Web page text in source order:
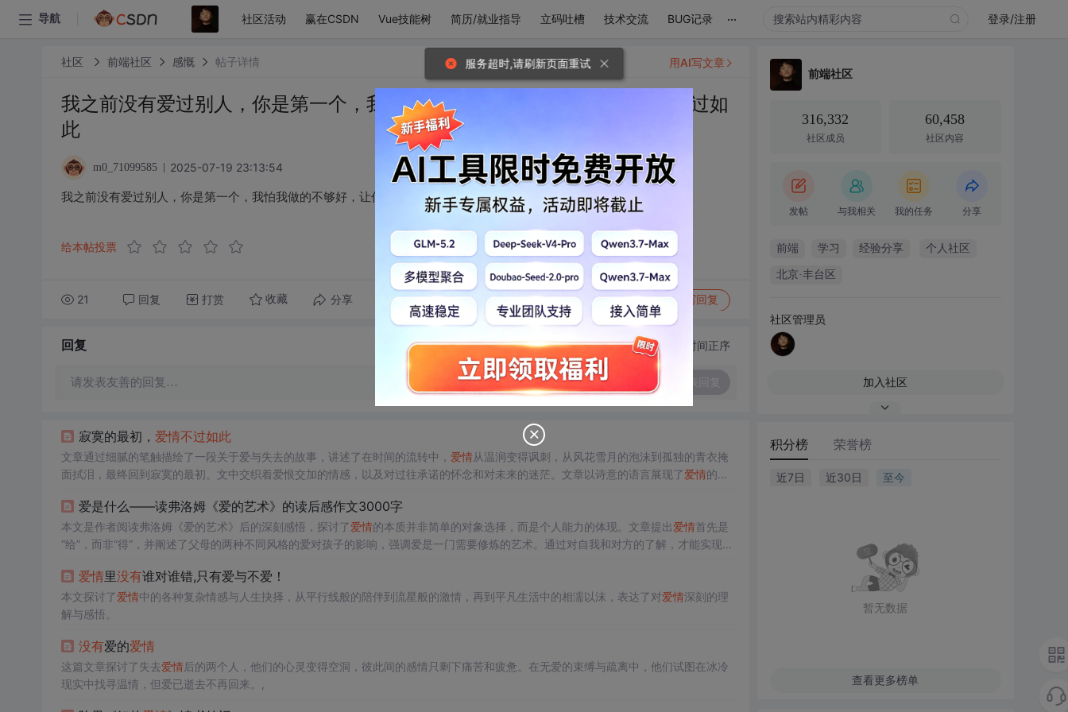
导航 社区活动 赢在CSDN Vue技能树 简历/就业指导 立码吐槽 技术交流 BUG记录 ... 登录/注册
社区 前端社区 感慨 帖子详情
我之前没有爱过别人，你是第一个，我怕我做的不够好，让你觉得爱情也不过如
此
m0_71099585 2025-07-19 23:13:54
我之前没有爱过别人，你是第一个，我怕我做的不够好，让你觉得爱情也不过如此
给本帖投票
21 回复 打赏 收藏 分享 转发到动态 举报 写回复
用AI写文章
回复 切换为时间正序
请发表友善的回复…
寂寞的最初， 爱情不过如此
文章通过细腻的笔触描绘了一段关于爱与失去的故事，讲述了在时间的流转中， 爱情从温润变得讽刺，从风花雪月的泡沫到孤独的青衣掩
面拭泪，最终回到寂寞的最初。文中交织着爱恨交加的情感，以及对过往承诺的怀念和对未来的迷茫。文章以诗意的语言展现了爱情的复
爱是什么——读弗洛姆《爱的艺术》的读后感作文3000字
本文是作者阅读弗洛姆《爱的艺术》后的深刻感悟，探讨了爱情的本质并非简单的对象选择，而是个人能力的体现。文章提出爱情首先是
“给”，而非“得”，并阐述了父母的两种不同风格的爱对孩子的影响，强调爱是一门需要修炼的艺术。通过对自我和对方的了解，才能实现真
爱情里没有谁对谁错,只有爱与不爱！
本文探讨了爱情中的各种复杂情感与人生抉择，从平行线般的陪伴到流星般的激情，再到平凡生活中的相濡以沫，表达了对爱情深刻的理
解与感悟。
没有爱的爱情
这篇文章探讨了失去爱情后的两个人，他们的心灵变得空洞，彼此间的感情只剩下痛苦和疲惫。在无爱的束缚与疏离中，他们试图在冰冷
现实中找寻温情，但爱已逝去不再回来。,
前端社区
316,332
社区成员
60,458
社区内容
发帖 与我相关 我的任务 分享
前端 学习 经验分享 个人社区
北京·丰台区
社区管理员
加入社区
积分榜 荣誉榜
近7日 近30日 至今
暂无数据
查看更多榜单
服务超时,请刷新页面重试